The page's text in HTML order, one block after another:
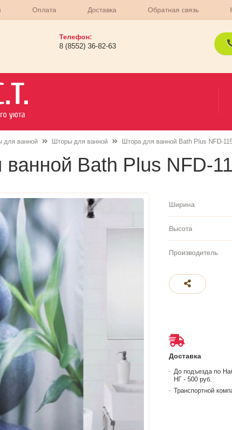
Оплата Доставка Обратная связь
Телефон:
8 (8552) 36-82-63
для ванной Шторы для ванной Штора для ванной Bath Plus NFD-
Bath Plus NFD-
Ширина
Высота
Производитель
Доставка
До подъезда по
НГ - 500 руб.
Транспортной